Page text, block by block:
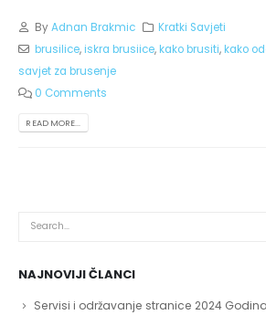
ByAdnan Brakmic
Kratki Savjeti
brusilice,iskra brusiice,kako brusiti,kako
savjet za brusenje
0 Comments
READ MORE...
NAJNOVIJI ČLANCI
Servisi i održavanje stranice 2024 Godina